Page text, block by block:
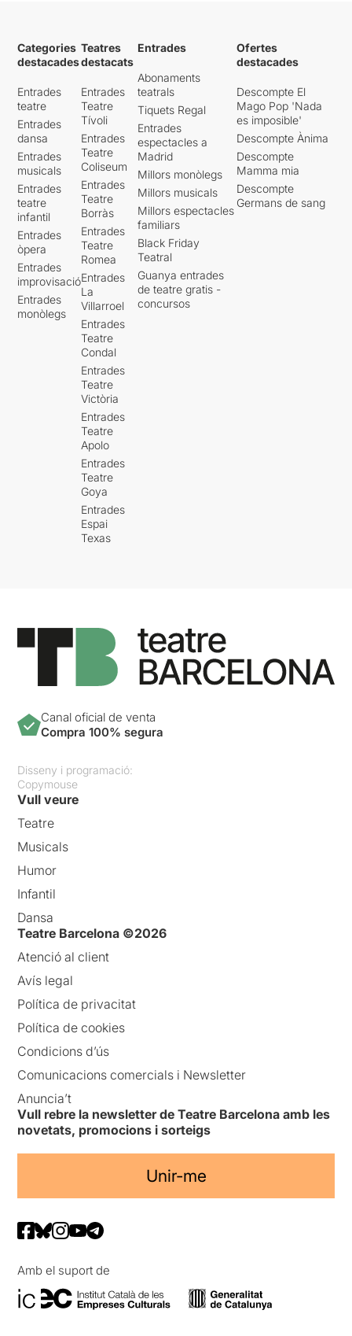
Categories
destacades
Entrades
teatre
Entrades
dansa
Entrades
musicals
Entrades
teatre
infantil
Entrades
òpera
Entrades
improvisació
Entrades
monòlegs
Teatres
destacats
Entrades
Teatre
Tívoli
Entrades
Teatre
Coliseum
Entrades
Teatre
Borràs
Entrades
Teatre
Romea
Entrades
La
Villarroel
Entrades
Teatre
Condal
Entrades
Teatre
Victòria
Entrades
Teatre
Apolo
Entrades
Teatre
Goya
Entrades
Espai
Texas
Entrades
Abonaments
teatrals
Tiquets Regal
Entrades
espectacles a
Madrid
Millors monòlegs
Millors musicals
Millors espectacles
familiars
Black Friday
Teatral
Guanya entrades
de teatre gratis -
concursos
Ofertes
destacades
Descompte El
Mago Pop 'Nada
es imposible'
Descompte Ànima
Descompte
Mamma mia
Descompte
Germans de sang
Canal oficial de venta
Compra 100% segura
Disseny i programació:
Copymouse
Vull veure
Teatre
Musicals
Humor
Infantil
Dansa
Teatre Barcelona ©2026
Atenció al client
Avís legal
Política de privacitat
Política de cookies
Condicions d’ús
Comunicacions comercials i Newsletter
Anuncia’t
Vull rebre la newsletter de Teatre Barcelona amb les
novetats, promocions i sorteigs
Unir-me
Amb el suport de